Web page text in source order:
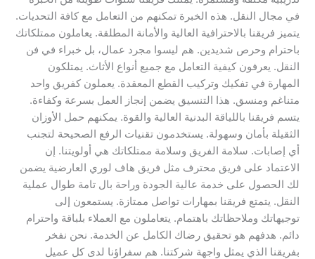
في مجال النقل. هذه الخبرة تمكنهم من التعامل مع كافة التحديات.
يتميز فريقنا بالاحترافية العالية والأمانة المطلقة. يعاملون ممتلكاتك
باحترام وحرص شديدين. هم ليسوا مجرد عمال، بل خبراء في فن
النقل. يعرفون كيفية التعامل مع جميع أنواع الأثاث. يمتلكون
المهارة في تفكيك وتركيب القطع المعقدة. يعملون كفريق واحد
متناغم ومنسق. هذا التنسيق يضمن إنجاز العمل بسرعة وكفاءة.
يتسم فريقنا باللياقة البدنية العالية والقوة. يمكنهم حمل الأوزان
الثقيلة بأمان وسهولة. يستخدمون تقنيات الرفع الصحيحة لتجنب
أي إصابات. سلامة الفريق وسلامة ممتلكاتك هي أولويتنا. إن
الاعتماد على فريق محترف مثل فريق هاف لوري العارضية يضمن
لك الحصول على خدمة عالية الجودة وراحة بال تامة طوال عملية
النقل. يتمتع فريقنا بمهارات تواصل ممتازة. يستمعون إلى
توجيهاتك وملاحظاتك باهتمام. يتعاملون مع العملاء بلباقة واحترام
دائم. هدفهم هو تحقيق رضاك الكامل عن الخدمة. نحن نفخر
بفريقنا الذي يمثل واجهة شركتنا. هم سفراؤنا لدى كل عميل